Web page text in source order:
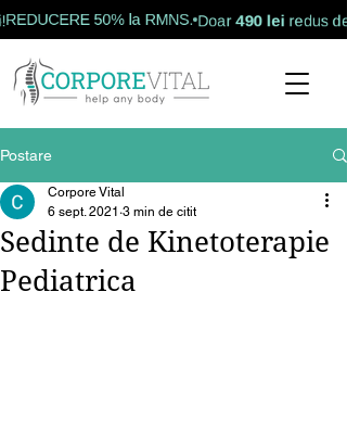
Postare
Sedinte de Kinetoterapie
Pediatrica
Corpore Vital
6 sept. 2021 3 min de citit
50% la RMNS. Doar490 leiredus de la